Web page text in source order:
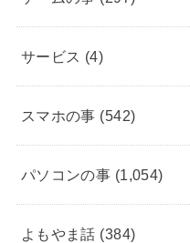
サービス (4)
スマホの事 (542)
パソコンの事 (1,054)
よもやま話 (384)